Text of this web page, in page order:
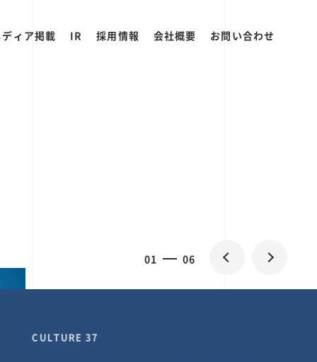
ィア掲載 IR 採用情報 会社概要 お問い合わせ
01 06
CULTURE 37